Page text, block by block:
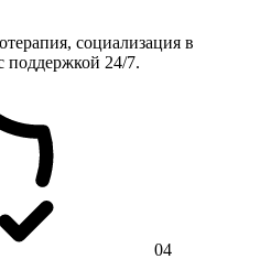
социализация в
поддержкой 24/7.
04